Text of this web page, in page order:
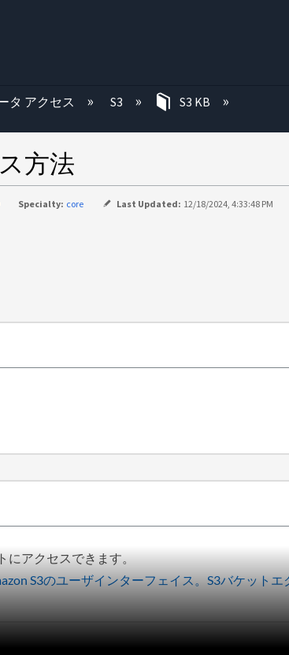
タ アクセス S3 S3 KB
方法
Specialty: core Last Updated: 12/18/2024, 4:33:48 PM
にアクセスできます。
S3のユーザインターフェイス。S3バケットエ